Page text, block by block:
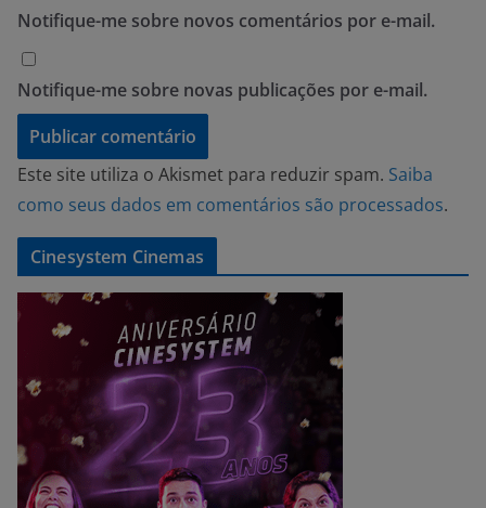
Notifique-me sobre novos comentários por e-mail.
Notifique-me sobre novas publicações por e-mail.
Este site utiliza o Akismet para reduzir spam. Saiba
como seus dados em comentários são processados.
Cinesystem Cinemas